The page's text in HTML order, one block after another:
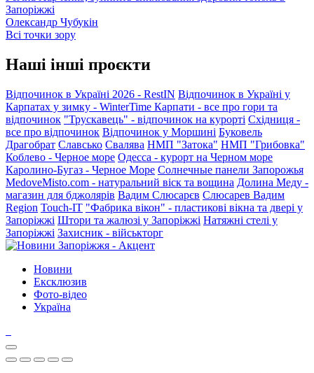
Запоріжжі
Олександр Чубукін
Всі точки зору
Наші інші проєкти
Відпочинок в Україні 2026 - RestIN Відпочинок в Україні у
Карпатах у зимку - WinterTime Карпати - все про гори та
відпочинок "Трускавець" - відпочинок на курорті Східниця -
все про відпочинок Відпочинок у Моршині Буковель
Драгобрат Славсько Свалява НМП "Затока" НМП "Грибовка"
Коблево - Черное море Одесса - курорт на Черном море
Каролино-Бугаз - Черное Море Солнечные панели Запорожья
MedoveMisto.com - натуральний віск та вощина Долина Меду -
магазин для бджолярів Вадим Слюсарєв Слюсарев Вадим
Region Touch-IT "Фабрика вікон" - пластикові вікна та двері у
Запоріжжі Штори та жалюзі у Запоріжжі Натяжні стелі у
Запоріжжі Захисник - військторг
Новини
Ексклюзив
Фото-відео
Україна